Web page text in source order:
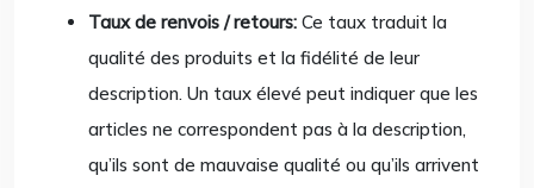
Taux de renvois / retours: Ce taux traduit la
qualité des produits et la fidélité de leur
description. Un taux élevé peut indiquer que les
articles ne correspondent pas à la description,
qu’ils sont de mauvaise qualité ou qu’ils arrivent